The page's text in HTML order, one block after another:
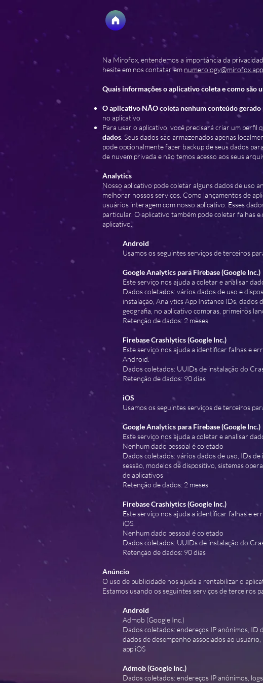
Na Mirofox, entendemos a importância da
hesite em nos contatar em numerology@mirofox.app
Quais informações o aplicativo coleta e como são
O aplicativo NÃO coleta nenhum conteúdo
no aplicativo.
Para usar o aplicativo, você precisará criar um perfil
dados . Seus dados são armazenados apenas
pode opcionalmente fazer backup de seus dados
de nuvem privada e não temos acesso aos seus
Analytics
Nosso aplicativo pode coletar alguns dados de uso
melhorar nossos serviços. Como lançamentos de
usuários interagem com nosso aplicativo. Esses
particular. O aplicativo também pode coletar falhas
aplicativo.
Android
Usamos os seguintes serviços de terceiros
Google Analytics para Firebase (Google Inc.)
Este serviço nos ajuda a coletar e analisar
Dados coletados: vários dados de uso e
instalação, Analytics App Instance IDs, dados
geografia, no aplicativo compras, primeiros
Retenção de dados: 2 meses
Firebase Crashlytics (Google Inc.)
Este serviço nos ajuda a identificar falhas e
Android.
Dados coletados: UUIDs de instalação do
Retenção de dados: 90 dias
iOS
Usamos os seguintes serviços de terceiros
Google Analytics para Firebase (Google Inc.)
Este serviço nos ajuda a coletar e analisar
Nenhum dado pessoal é coletado
Dados coletados: vários dados de uso, IDs
sessão, modelos de dispositivo, sistemas
de aplicativos
Retenção de dados: 2 meses
Firebase Crashlytics (Google Inc.)
Este serviço nos ajuda a identificar falhas e
iOS.
Nenhum dado pessoal é coletado
Dados coletados: UUIDs de instalação do
Retenção de dados: 90 dias
Anúncio
O uso de publicidade nos ajuda a rentabilizar o
Estamos usando os seguintes serviços de terceiros
Android
Admob (Google Inc.)
Dados coletados: endereços IP anônimos,
dados de desempenho associados ao
app iOS
Admob (Google Inc.)
Dados coletados: endereços IP anônimos,